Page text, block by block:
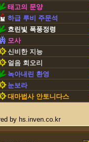
태고의 문양
하급 루비 주문석
흐린빛 폭풍정령
모사
신비한 지능
얼음 회오리
녹아내린 환영
눈보라
대마법사 안토니다스